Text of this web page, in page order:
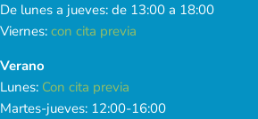
De lunes a jueves: de 13:00 a 18:00
Viernes: con cita previa
Verano
Lunes: Con cita previa
Martes-jueves: 12:00-16:00